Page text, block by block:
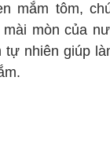
mắm tôm,
mòn của
tự nhiên giúp